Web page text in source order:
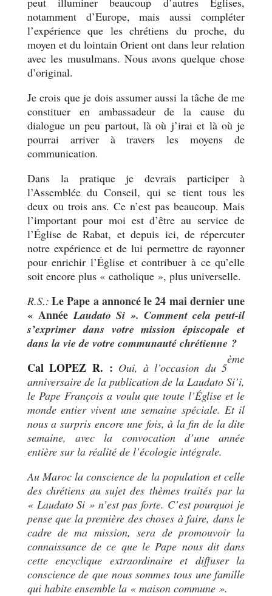
notamment d’Europe, mais aussi compléter
l’expérience que les chrétiens du proche, du
moyen et du lointain Orient ont dans leur relation
avec les musulmans. Nous avons quelque chose
d’original.
Je crois que je dois assumer aussi la tâche de me
constituer en ambassadeur de la cause du
dialogue un peu partout, là où j’irai et là où je
pourrai arriver à travers les moyens de
communication.
Dans la pratique je devrais participer à
l’Assemblée du Conseil, qui se tient tous les
deux ou trois ans. Ce n’est pas beaucoup. Mais
l’important pour moi est d’être au service de
l’Église de Rabat, et depuis ici, de répercuter
notre expérience et de lui permettre de rayonner
pour enrichir l’Église et contribuer à ce qu’elle
soit encore plus « catholique », plus universelle.
R.S.: Le Pape a annoncé le 24 mai dernier une
« AnnéeLaudato Si ». Comment cela peut-il
s’exprimer dans votre mission épiscopale et
dans la vie de votre communauté chrétienne ?
Cal LOPEZ R. : Oui, à l’occasion du 5
ème
anniversaire de la publication de la Laudato Si’i,
le Pape François a voulu que toute l’Église et le
monde entier vivent une semaine spéciale. Et il
nous a surpris encore une fois, à la fin de la dite
semaine, avec la convocation d’une année
entière sur la réalité de l’écologie intégrale.
Au Maroc la conscience de la population et celle
des chrétiens au sujet des thèmes traités par la
« Laudato Si » n’est pas forte. C’est pourquoi je
pense que la première des choses à faire, dans le
cadre de ma mission, sera de promouvoir la
connaissance de ce que le Pape nous dit dans
cette encyclique extraordinaire et diffuser la
conscience de que nous sommes tous une famille
qui habite ensemble la « maison commune ».